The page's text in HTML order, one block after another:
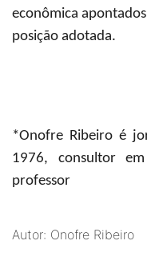
econômica
posição adotada.
*Onofre Ribeiro é
1976, consultor
professor
Autor: Onofre Ribeiro